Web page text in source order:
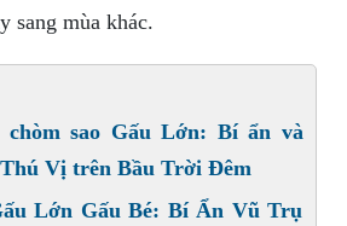
sang mùa khác.
chòm sao Gấu Lớn: Bí ẩn và
Vị trên Bầu Trời Đêm
Lớn Gấu Bé: Bí Ẩn Vũ Trụ